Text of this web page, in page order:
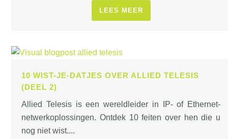
LEES MEER
10 WIST-JE-DATJES OVER ALLIED TELESIS
(DEEL 2)
Allied Telesis is een wereldleider in IP- of Ethernet-
netwerkoplossingen. Ontdek 10 feiten over hen die u
nog niet wist....